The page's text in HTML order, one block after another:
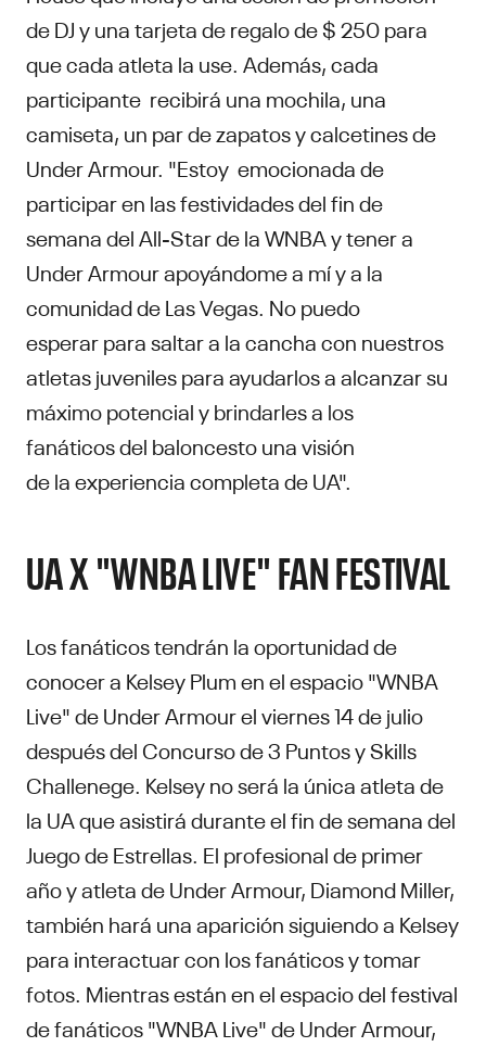
de DJ y una tarjeta de regalo de $ 250 para
que cada atleta la use. Además, cada
participante recibirá una mochila, una
camiseta, un par de zapatos y calcetines de
Under Armour. "Estoy emocionada de
participar en las festividades del fin de
semana del All-Star de la WNBA y tener a
Under Armour apoyándome a mí y a la
comunidad de Las Vegas. No puedo
esperar para saltar a la cancha con nuestros
atletas juveniles para ayudarlos a alcanzar su
máximo potencial y brindarles a los
fanáticos del baloncesto una visión
de la experiencia completa de UA".
UA X "WNBA LIVE" FAN FESTIVAL
Los fanáticos tendrán la oportunidad de
conocer a Kelsey Plum en el espacio "WNBA
Live" de Under Armour el viernes 14 de julio
después del Concurso de 3 Puntos y Skills
Challenege. Kelsey no será la única atleta de
la UA que asistirá durante el fin de semana del
Juego de Estrellas. El profesional de primer
año y atleta de Under Armour, Diamond Miller,
también hará una aparición siguiendo a Kelsey
para interactuar con los fanáticos y tomar
fotos. Mientras están en el espacio del festival
de fanáticos "WNBA Live" de Under Armour,